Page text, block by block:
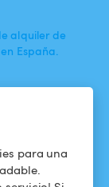
para una
alquiler de
España.
Condiciones de